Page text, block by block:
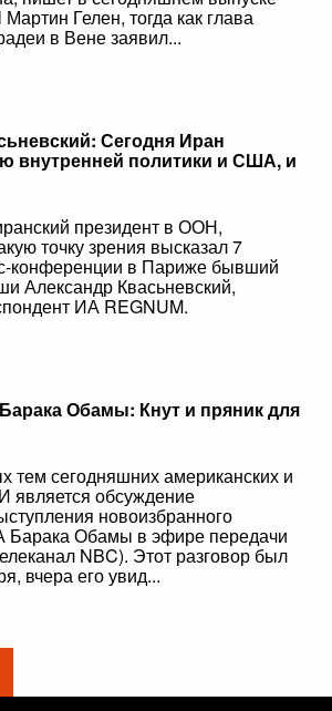
Гелен, тогда как глава
в Вене заявил...
Сегодня Иран
внутренней политики и США, и
президент в ООН,
точку зрения высказал 7
конференции в Париже бывший
Александр Квасьневский,
ИА REGNUM.
Обамы: Кнут и пряник для
тем сегодняшних американских и
является обсуждение
новоизбранного
Барака Обамы в эфире передачи
NBC). Этот разговор был
вчера его увид...